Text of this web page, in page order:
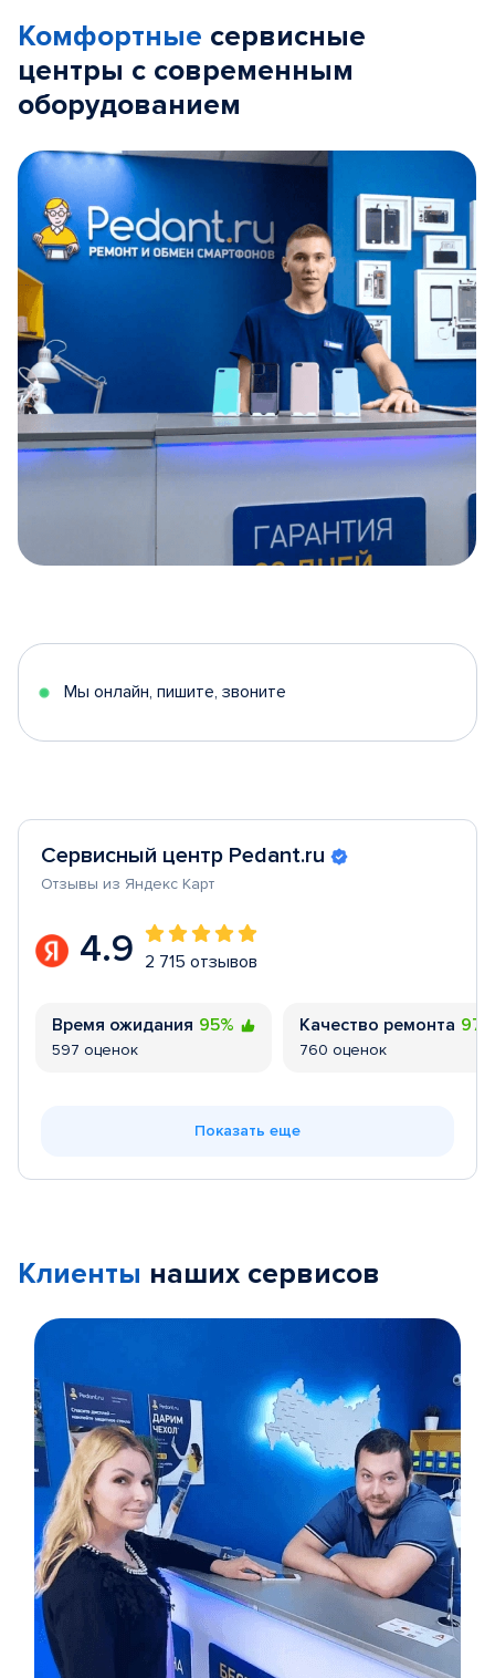
Комфортные сервисные
центры с современным
оборудованием
5
Мы онлайн, пишите, звоните
Сервисный центр Pedant.ru
Отзывы из Яндекс Карт
4.9 2 715 отзывов
Время ожидания 95%
597 оценок
Качество ремонта
760 оценок
Показать еще
Клиенты наших сервисов